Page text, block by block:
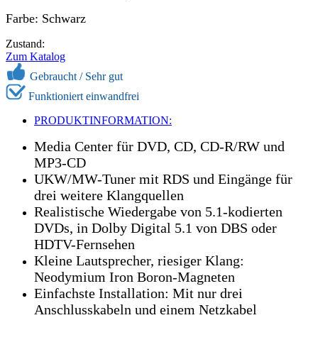
Farbe: Schwarz
Zustand:
Zum Katalog
Gebraucht / Sehr gut
Funktioniert einwandfrei
PRODUKTINFORMATION:
Media Center für DVD, CD, CD-R/RW und
MP3-CD
UKW/MW-Tuner mit RDS und Eingänge für
drei weitere Klangquellen
Realistische Wiedergabe von 5.1-kodierten
DVDs, in Dolby Digital 5.1 von DBS oder
HDTV-Fernsehen
Kleine Lautsprecher, riesiger Klang:
Neodymium Iron Boron-Magneten
Einfachste Installation: Mit nur drei
Anschlusskabeln und einem Netzkabel